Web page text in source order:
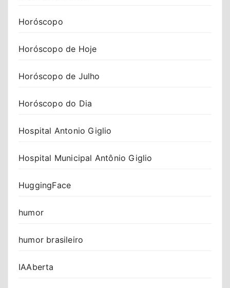
Horóscopo
Horóscopo de Hoje
Horóscopo de Julho
Horóscopo do Dia
Hospital Antonio Giglio
Hospital Municipal Antônio Giglio
HuggingFace
humor
humor brasileiro
IAAberta